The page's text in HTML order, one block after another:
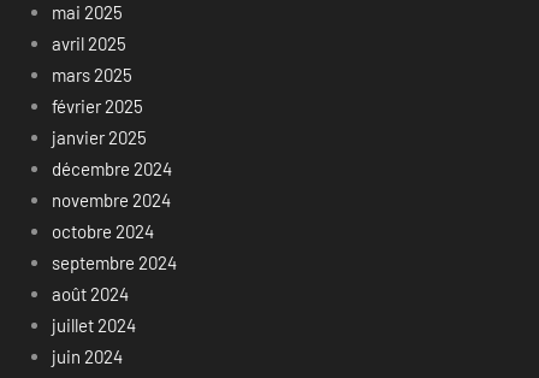
mai 2025
avril 2025
mars 2025
février 2025
janvier 2025
décembre 2024
novembre 2024
octobre 2024
septembre 2024
août 2024
juillet 2024
juin 2024